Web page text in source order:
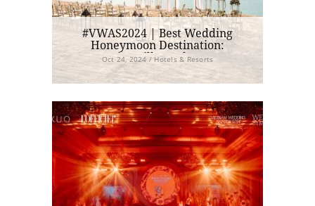
#VWAS2024 | Best Wedding
Honeymoon Destination:
Premier Village Phu Quoc
Resort Managed By Accor
Oct 24, 2024 / Hotels & Resorts